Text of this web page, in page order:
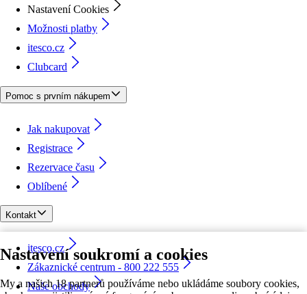
Nastavení soukromí a cookies
My a našich 18 partnerů používáme nebo ukládáme soubory cookies,
Nastavení Cookies
Možnosti platby
itesco.cz
Clubcard
Pomoc s prvním nákupem
Jak nakupovat
Registrace
Rezervace času
Oblíbené
Kontakt
itesco.cz
Zákaznické centrum - 800 222 555
Naše obchody